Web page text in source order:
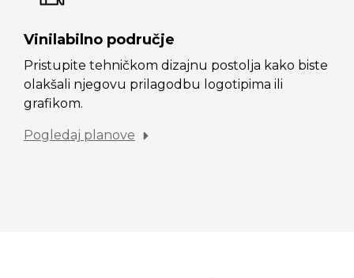
Vinilabilno područje
Pristupite tehničkom dizajnu postolja kako biste
olakšali njegovu prilagodbu logotipima ili
grafikom.
Pogledaj planove